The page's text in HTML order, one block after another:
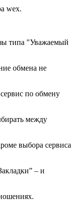
wex.
типа "Уважаемый
обмена не
по обмену
между
выбора сервиса
– и